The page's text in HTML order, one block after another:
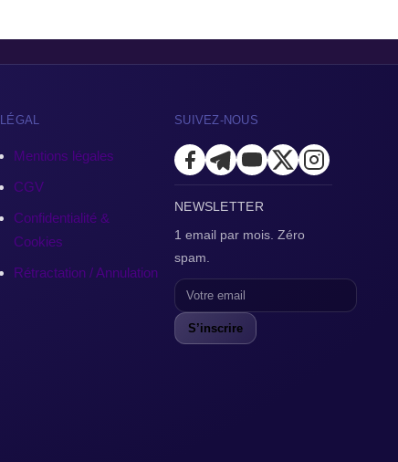
LÉGAL
Mentions légales
CGV
Confidentialité &
Cookies
Rétractation / Annulation
SUIVEZ-NOUS
NEWSLETTER
1 email par mois. Zéro
spam.
S’inscrire